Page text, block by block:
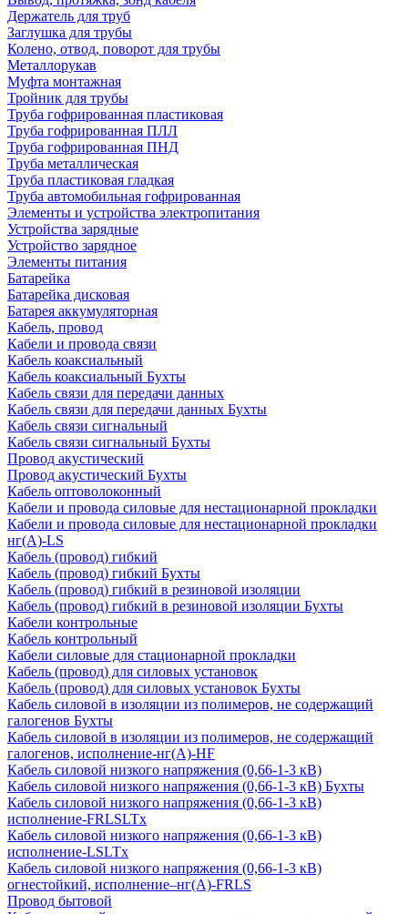
Держатель для труб
Заглушка для трубы
Колено, отвод, поворот для трубы
Металлорукав
Муфта монтажная
Тройник для трубы
Труба гофрированная пластиковая
Труба гофрированная ПЛЛ
Труба гофрированная ПНД
Труба металлическая
Труба пластиковая гладкая
Труба автомобильная гофрированная
Элементы и устройства электропитания
Устройства зарядные
Устройство зарядное
Элементы питания
Батарейка
Батарейка дисковая
Батарея аккумуляторная
Кабель, провод
Кабели и провода связи
Кабель коаксиальный
Кабель коаксиальный Бухты
Кабель связи для передачи данных
Кабель связи для передачи данных Бухты
Кабель связи сигнальный
Кабель связи сигнальный Бухты
Провод акустический
Провод акустический Бухты
Кабель оптоволоконный
Кабели и провода силовые для нестационарной прокладки
Кабели и провода силовые для нестационарной прокладки
нг(А)-LS
Кабель (провод) гибкий
Кабель (провод) гибкий Бухты
Кабель (провод) гибкий в резиновой изоляции
Кабель (провод) гибкий в резиновой изоляции Бухты
Кабели контрольные
Кабель контрольный
Кабели силовые для стационарной прокладки
Кабель (провод) для силовых установок
Кабель (провод) для силовых установок Бухты
Кабель силовой в изоляции из полимеров, не содержащий
галогенов Бухты
Кабель силовой в изоляции из полимеров, не содержащий
галогенов, исполнение-нг(А)-HF
Кабель силовой низкого напряжения (0,66-1-3 кВ)
Кабель силовой низкого напряжения (0,66-1-3 кВ) Бухты
Кабель силовой низкого напряжения (0,66-1-3 кВ)
исполнение-FRLSLTx
Кабель силовой низкого напряжения (0,66-1-3 кВ)
исполнение-LSLTx
Кабель силовой низкого напряжения (0,66-1-3 кВ)
огнестойкий, исполнение–нг(А)-FRLS
Провод бытовой